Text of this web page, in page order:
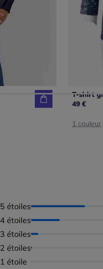
49 €
1 couleur
5 étoiles
4 étoiles
3 étoiles
2 étoiles
1 étoile